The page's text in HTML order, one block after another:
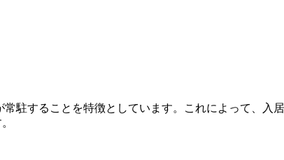
駐することを特徴としています。これによって、